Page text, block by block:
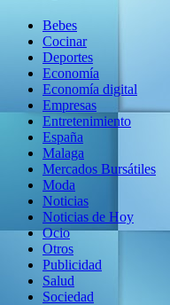
Bebes
Cocinar
Deportes
Economía
Economía digital
Empresas
Entretenimiento
España
Malaga
Mercados Bursátiles
Moda
Noticias
Noticias de Hoy
Ocio
Otros
Publicidad
Salud
Sociedad